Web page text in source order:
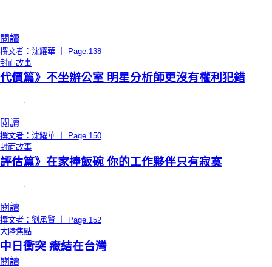
閱讀
撰文者：沈耀華 ｜ Page.138
封面故事
代價篇》不坐辦公室 明星分析師更沒有權利犯錯
閱讀
撰文者：沈耀華 ｜ Page.150
封面故事
評估篇》在家捧飯碗 你的工作夥伴只有寂寞
閱讀
撰文者：劉承賢 ｜ Page.152
大陸焦點
中日衝突 癥結在台灣
閱讀